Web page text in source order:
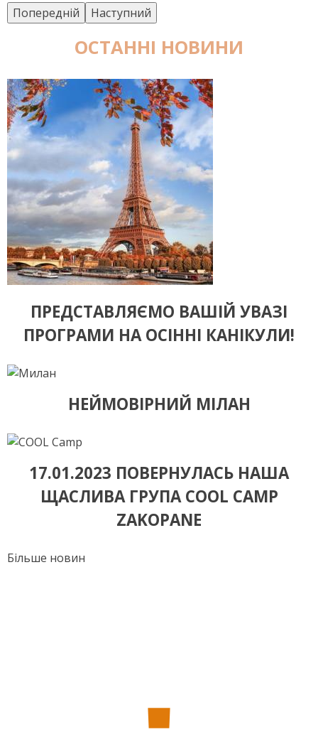
Попередній Наступний
ОСТАННІ НОВИНИ
ПРЕДСТАВЛЯЄМО ВАШІЙ УВАЗІ
ПРОГРАМИ НА ОСІННІ КАНІКУЛИ!
НЕЙМОВІРНИЙ МІЛАН
17.01.2023 ПОВЕРНУЛАСЬ НАША
ЩАСЛИВА ГРУПА COOL CAMP
ZAKOPANE
Більше новин